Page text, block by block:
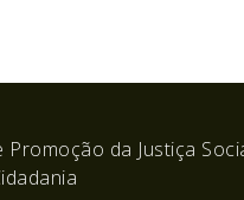
Promoção da Justiça